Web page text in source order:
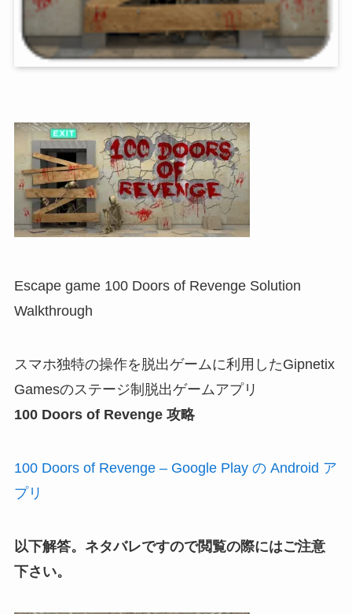
Escape game 100 Doors of Revenge Solution
Walkthrough
スマホ独特の操作を脱出ゲームに利用したGipnetix
Gamesのステージ制脱出ゲームアプリ
100 Doors of Revenge 攻略
100 Doors of Revenge – Google Play の Android ア
プリ
以下解答。ネタバレですので閲覧の際にはご注意
下さい。